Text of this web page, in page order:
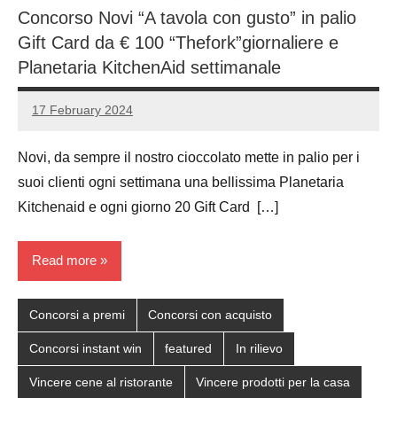
Concorso Novi “A tavola con gusto” in palio
Gift Card da € 100 “Thefork”giornaliere e
Planetaria KitchenAid settimanale
17 February 2024
Luca
No
Novi, da sempre il nostro cioccolato mette in palio per i
suoi clienti ogni settimana una bellissima Planetaria
Kitchenaid e ogni giorno 20 Gift Card […]
Read more
Concorsi a premi Concorsi con acquisto
Concorsi instant win featured In rilievo
Vincere cene al ristorante Vincere prodotti per la casa